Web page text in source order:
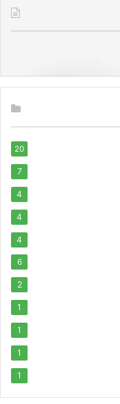
20
7
4
4
4
6
2
1
1
1
1